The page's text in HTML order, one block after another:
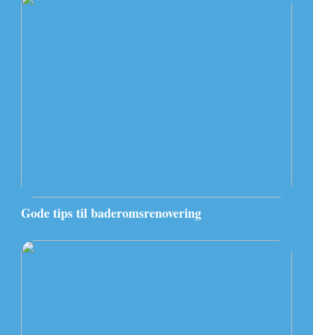
Gode tips til baderomsrenovering